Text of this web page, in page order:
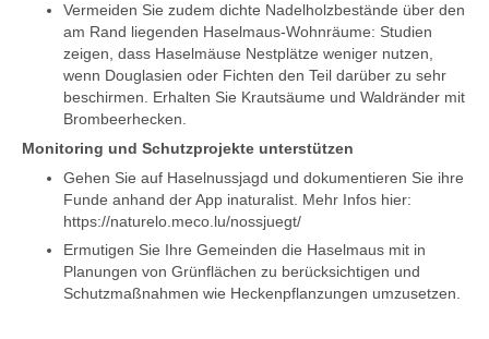
Vermeiden Sie zudem dichte Nadelholzbestände über den
am Rand liegenden Haselmaus-Wohnräume: Studien
zeigen, dass Haselmäuse Nestplätze weniger nutzen,
wenn Douglasien oder Fichten den Teil darüber zu sehr
beschirmen. Erhalten Sie Krautsäume und Waldränder mit
Brombeerhecken.
Monitoring und Schutzprojekte unterstützen
Gehen Sie auf Haselnussjagd und dokumentieren Sie ihre
Funde anhand der App inaturalist. Mehr Infos hier:
https://naturelo.meco.lu/nossjuegt/
Ermutigen Sie Ihre Gemeinden die Haselmaus mit in
Planungen von Grünflächen zu berücksichtigen und
Schutzmaßnahmen wie Heckenpflanzungen umzusetzen.